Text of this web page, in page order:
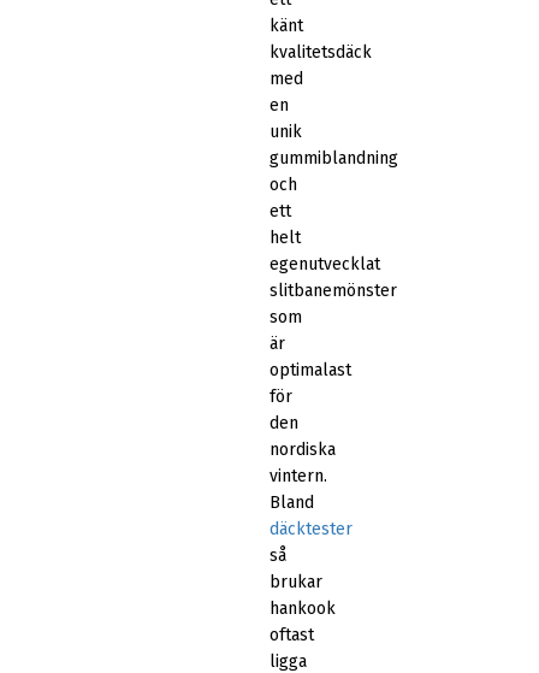
känt
kvalitetsdäck
med
en
unik
gummiblandning
och
ett
helt
egenutvecklat
slitbanemönster
som
är
optimalast
för
den
nordiska
vintern.
Bland
däcktester
så
brukar
hankook
oftast
ligga